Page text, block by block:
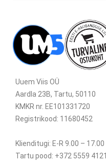
Uuem Viis OÜ
Aardla 23B, Tartu, 50110
KMKR nr. EE101331720
Registrikood: 11680452
Klienditugi: E-R 9.00 – 17.00
Tartu pood: +372 5559 4121